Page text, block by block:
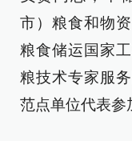
市）粮食和物
粮食储运国家
粮技术专家服
范点单位代表参